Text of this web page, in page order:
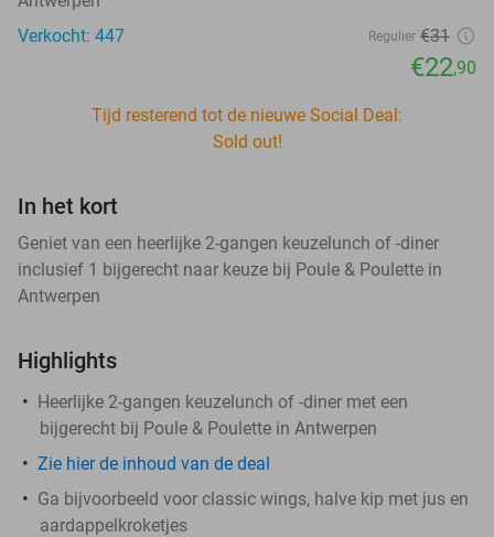
Verkocht: 447
Regulier €31
€22,90
Tijd resterend tot de nieuwe Social Deal:
Sold out!
In het kort
Geniet van een heerlijke 2-gangen keuzelunch of -diner
inclusief 1 bijgerecht naar keuze bij Poule & Poulette in
Antwerpen
Highlights
Heerlijke 2-gangen keuzelunch of -diner met een
bijgerecht bij Poule & Poulette in Antwerpen
Zie hier de inhoud van de deal
Ga bijvoorbeeld voor classic wings, halve kip met jus en
aardappelkroketjes